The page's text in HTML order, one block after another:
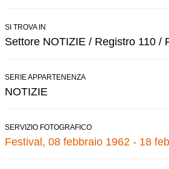
SI TROVA IN
Settore NOTIZIE / Registro 110 /
SERIE APPARTENENZA
NOTIZIE
SERVIZIO FOTOGRAFICO
Festival, 08 febbraio 1962 - 18